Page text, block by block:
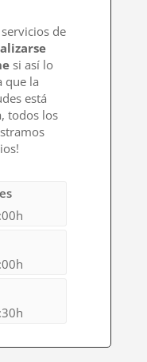
de
si así lo
que la
está
todos los